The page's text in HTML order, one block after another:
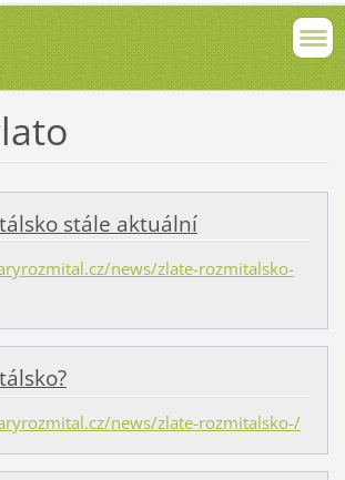
stále aktuální
news/zlate-rozmitalsko-
news/zlate-rozmitalsko-/